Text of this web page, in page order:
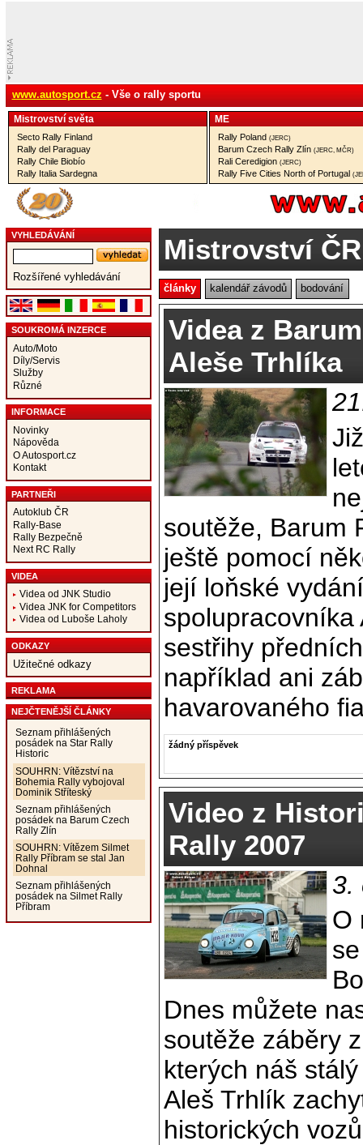
www.autosport.cz - Vše o rally sportu
Mistrovství­ světa
Secto Rally Finland
Rally del Paraguay
Rally Chile Biobío
Rally Italia Sardegna
ME
Rally Poland (JERC)
Barum Czech Rally Zlín (JERC, MČR)
Rali Ceredigion (JERC)
Rally Five Cities North of Portugal
VYHLEDÁVÁNÍ
Rozšířené vyhledávání
SOUKROMÁ INZERCE
Auto/Moto
Díly/Servis
Služby
Různé
INFORMACE
Novinky
Nápověda
O Autosport.cz
Kontakt
PARTNEŘI
Autoklub ČR
Rally-Base
Rally Bezpečně
Next RC Rally
VIDEA
Videa od JNK Studio
Videa JNK for Competitors
Videa od Luboše Laholy
ODKAZY
Užitečné odkazy
REKLAMA
NEJČTENĚJŠÍ ČLÁNKY
Seznam přihlášených
posádek na Star Rally
Historic
SOUHRN: Vítězství na
Bohemia Rally vybojoval
Dominik Stříteský
Seznam přihlášených
posádek na Barum Czech
Rally Zlín
SOUHRN: Vítězem Silmet
Rally Příbram se stal Jan
Dohnal
Seznam přihlášených
posádek na Silmet Rally
Příbram
Mistrovství
články kalendář závodů bodování
Videa z
Aleše Trhlíka
soutěže, Barum
ještě pomocí
její loňské
sestřihy
například ani
havarovaného
žádný příspěvek
Video z
Rally 2007
3.
O
Dnes můžete
soutěže záběry
kterých náš
Aleš Trhlík
historických vozů